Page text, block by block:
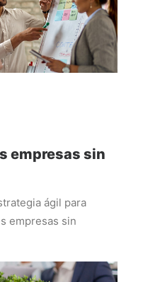
empresas sin
ágil para
empresas sin